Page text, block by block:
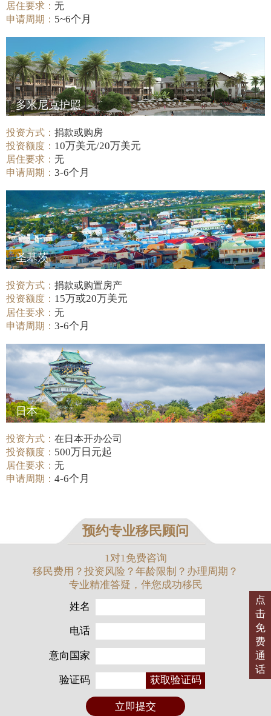
居住要求：无
申请周期： 5~6个月
多米尼克护照
投资方式：捐款或购房
投资额度： 10万美元/20万美元
居住要求：无
申请周期：3-6个月
圣基茨
投资方式：捐款或购置房产
投资额度： 15万或20万美元
居住要求：无
申请周期：3-6个月
日本
投资方式：在日本开办公司
投资额度： 500万日元起
居住要求：无
申请周期：4-6个月
预约专业移民顾问
1对1免费咨询
移民费用？投资风险？年龄限制？办理周期？
专业精准答疑，伴您成功移民
姓名
电话
意向国家
验证码 获取验证码
立即提交
点
击
免
费
通
话